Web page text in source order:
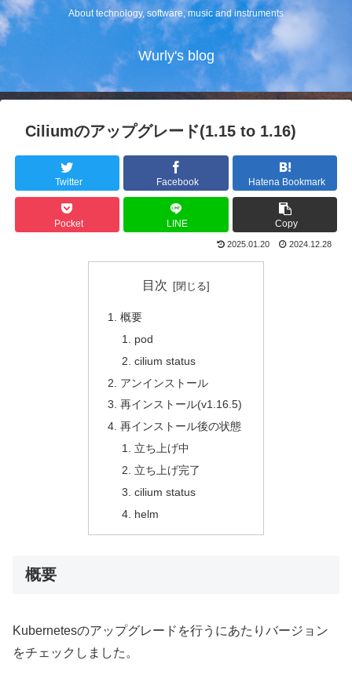
About technology, software, music and instruments
Wurly's blog
Ciliumのアップグレード(1.15 to 1.16)
Twitter Facebook Hatena Bookmark
Pocket LINE Copy
2025.01.20 2024.12.28
目次
概要
pod
cilium status
アンインストール
再インストール(v1.16.5)
再インストール後の状態
立ち上げ中
立ち上げ完了
cilium status
helm
概要
Kubernetesのアップグレードを行うにあたりバージョン
をチェックしました。